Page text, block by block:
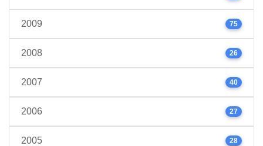
2009 75
2008 26
2007 40
2006 27
2005 28